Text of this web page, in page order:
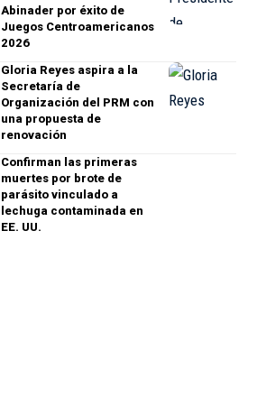
Abinader por éxito de
Juegos Centroamericanos
2026
Gloria Reyes aspira a la
Secretaría de
Organización del PRM con
una propuesta de
renovación
Confirman las primeras
muertes por brote de
parásito vinculado a
lechuga contaminada en
EE. UU.